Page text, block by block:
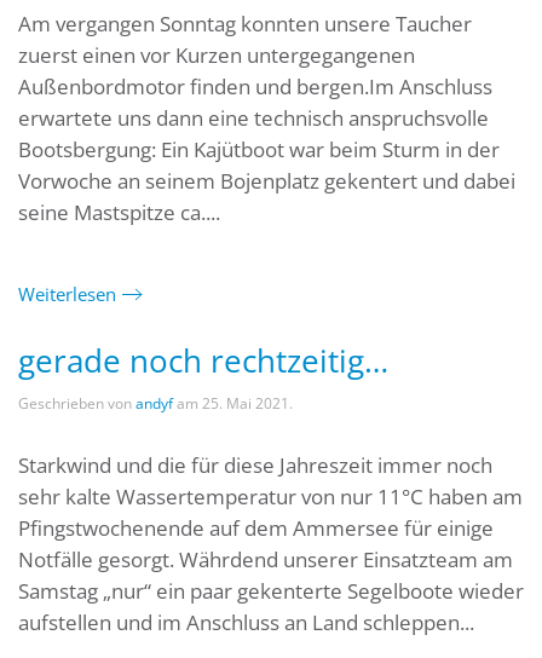
Am vergangen Sonntag konnten unsere Taucher
zuerst einen vor Kurzen untergegangenen
Außenbordmotor finden und bergen.Im Anschluss
erwartete uns dann eine technisch anspruchsvolle
Bootsbergung: Ein Kajütboot war beim Sturm in der
Vorwoche an seinem Bojenplatz gekentert und dabei
seine Mastspitze ca....
Weiterlesen
gerade noch rechtzeitig…
Geschrieben vonandyfam 25. Mai 2021 .
Starkwind und die für diese Jahreszeit immer noch
sehr kalte Wassertemperatur von nur 11°C haben am
Pfingstwochenende auf dem Ammersee für einige
Notfälle gesorgt. Währdend unserer Einsatzteam am
Samstag „nur“ ein paar gekenterte Segelboote wieder
aufstellen und im Anschluss an Land schleppen...